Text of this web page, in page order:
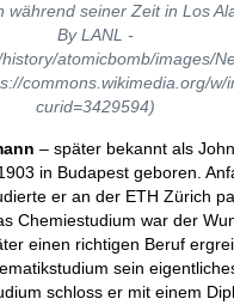
während seiner Zeit in Los
By LANL -
atomicbomb/images/
commons.wikimedia.org/w/
curid=3429594)
– später bekannt als
in Budapest geboren.
er an der ETH Zürich
Chemiestudium war der
einen richtigen Beruf
sein
schloss er mit einem